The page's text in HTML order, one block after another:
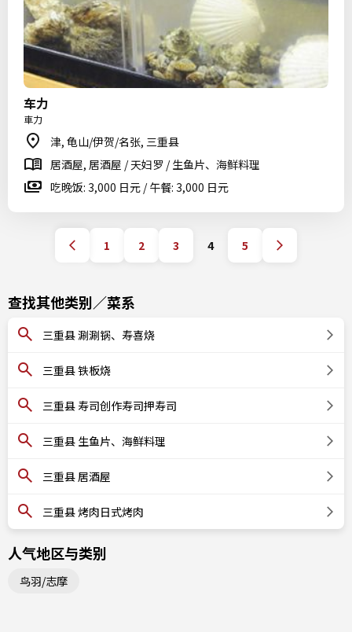
车力
車力
津, 龟山/伊贺/名张, 三重县
居酒屋, 居酒屋 / 天妇罗 / 生鱼片、海鲜料理
吃晚饭: 3,000 日元 / 午餐: 3,000 日元
1 2 3 4 5
查找其他类别／菜系
三重县 涮涮锅、寿喜烧
三重县 铁板烧
三重县 寿司创作寿司押寿司
三重县 生鱼片、海鲜料理
三重县 居酒屋
三重县 烤肉日式烤肉
人气地区与类别
鸟羽/志摩